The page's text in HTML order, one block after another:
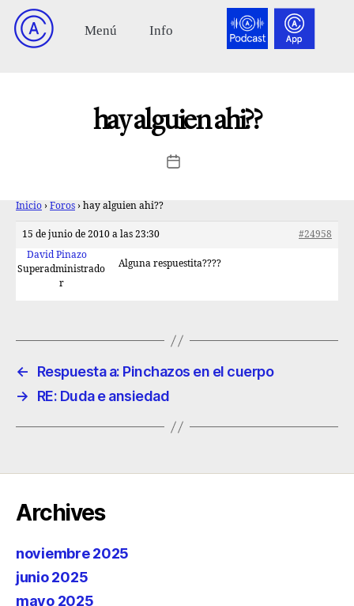
hay alguien ahi??
Inicio › Foros › hay alguien ahi??
15 de junio de 2010 a las 23:30
#24958
David Pinazo
Superadministrado
r
Alguna respuestita????
←
Respuesta a: Pinchazos en el cuerpo
→
RE: Duda e ansiedad
Archives
noviembre 2025
junio 2025
mayo 2025